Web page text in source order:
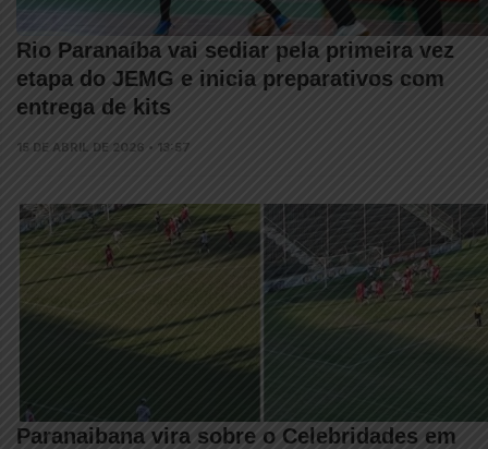
Rio Paranaíba vai sediar pela primeira vez
etapa do JEMG e inicia preparativos com
entrega de kits
15 DE ABRIL DE 2026 • 13:57
Paranaibana vira sobre o Celebridades em